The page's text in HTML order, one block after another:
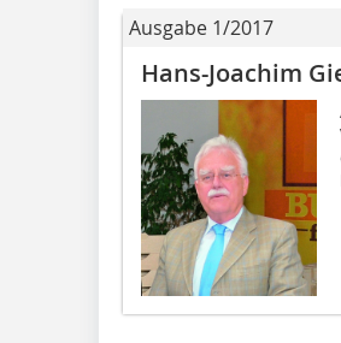
Ausgabe 1/2017
Hans-Joachim